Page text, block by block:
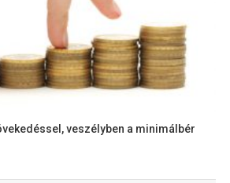
veszélyben a minimálbér